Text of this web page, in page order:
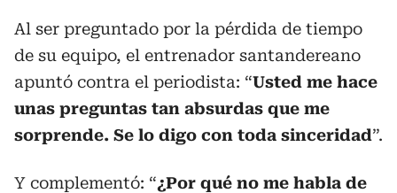
Al ser preguntado por la pérdida de tiempo
de su equipo, el entrenador santandereano
apuntó contra el periodista: “Usted me hace
unas preguntas tan absurdas que me
sorprende. Se lo digo con toda sinceridad”.
Y complementó: “¿Por qué no me habla de